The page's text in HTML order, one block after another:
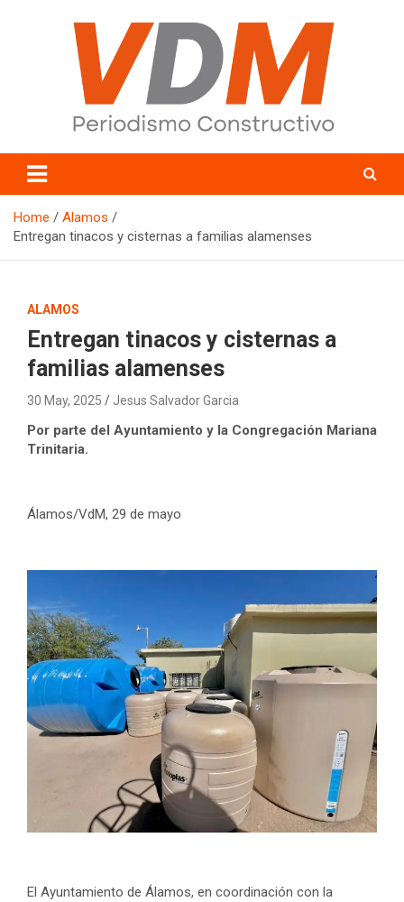
valledelmayo.com
Home
Alamos
Entregan tinacos y cisternas a familias alamenses
ALAMOS
Entregan tinacos y cisternas a
familias alamenses
30 May, 2025 Jesus Salvador Garcia
Por parte del Ayuntamiento y la Congregación Mariana
Trinitaria.
Álamos/VdM, 29 de mayo
El Ayuntamiento de Álamos, en coordinación con la